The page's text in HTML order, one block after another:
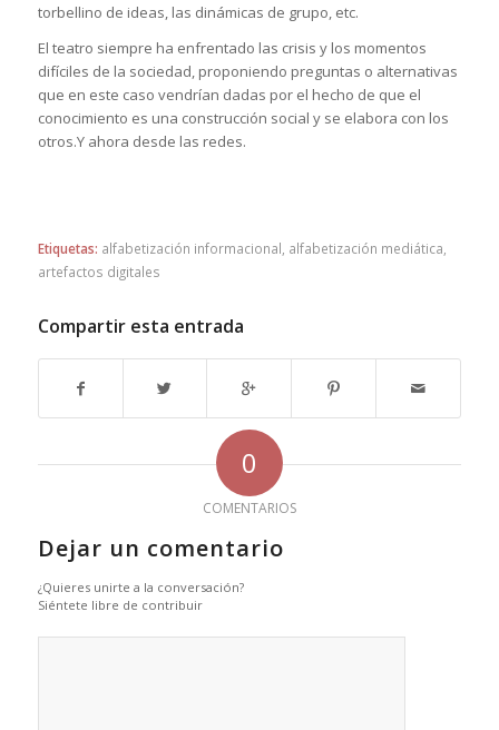
torbellino de ideas, las dinámicas de grupo, etc.
El teatro siempre ha enfrentado las crisis y los momentos
difíciles de la sociedad, proponiendo preguntas o alternativas
que en este caso vendrían dadas por el hecho de que el
conocimiento es una construcción social y se elabora con los
otros.Y ahora desde las redes.
Etiquetas: alfabetización informacional alfabetización mediática
artefactos digitales
Compartir esta entrada
0
COMENTARIOS
Dejar un comentario
¿Quieres unirte a la conversación?
Siéntete libre de contribuir